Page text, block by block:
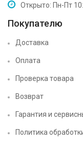
Открыто: Пн-Пт
Покупателю
Доставка
Оплата
Проверка товара
Возврат
Гарантия и
Политика